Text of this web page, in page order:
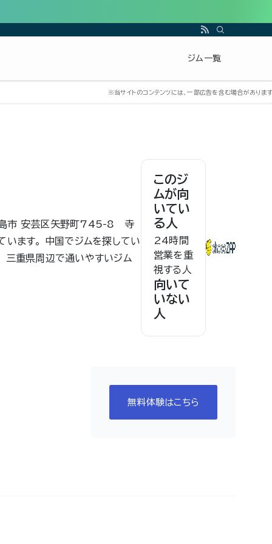
ジム一覧
島市 安芸区矢野町745-8 寺
ます。 中国でジムを探してい
三重県周辺で通いやすいジム
このジ
ムが向
いてい
る人
24時間
営業を重
視する人
向いて
いない
人
無料体験はこちら